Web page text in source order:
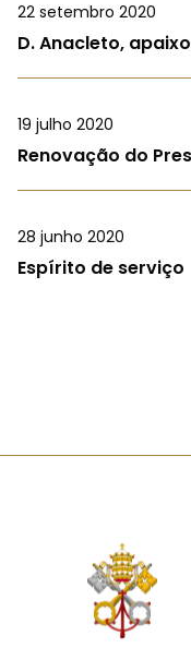
22 setembro 2020
D. Anacleto,
19 julho 2020
Renovação do
28 junho 2020
Espírito de serviço